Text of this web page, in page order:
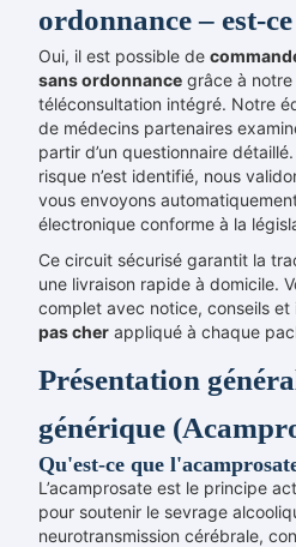
ordonnance – est-
Oui, il est possible de
sans ordonnance grâce à
téléconsultation intégré. Notre
de médecins partenaires
partir d’un questionnaire
risque n’est identifié, nous
vous envoyons
électronique conforme à la
Ce circuit sécurisé garantit la
une livraison rapide à domicile.
complet avec notice, conseils et
pas cher appliqué à chaque
Présentation
générique
Qu'est-ce que
L’acamprosate est le principe
pour soutenir le sevrage
neurotransmission cérébrale,